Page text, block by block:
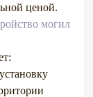
ценой.
могил